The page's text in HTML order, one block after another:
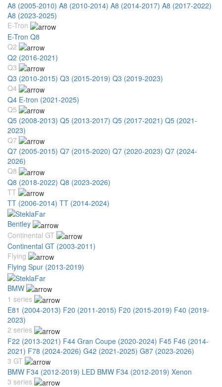
A8 (2005-2010) A8 (2010-2014) A8 (2014-2017) A8 (2017-2022)
A8 (2023-2025)
E-Tron
E-Tron Q8
Q2
Q2 (2016-2021)
Q3
Q3 (2010-2015) Q3 (2015-2019) Q3 (2019-2023)
Q4
Q4 E-tron (2021-2025)
Q5
Q5 (2008-2013) Q5 (2013-2017) Q5 (2017-2021) Q5 (2021-
2023)
Q7
Q7 (2005-2015) Q7 (2015-2020) Q7 (2020-2023) Q7 (2024-
2026)
Q8
Q8 (2018-2022) Q8 (2023-2026)
TT
TT (2006-2014) TT (2014-2024)
Bentley
Continental GT
Continental GT (2003-2011)
Flying
Flying Spur (2013-2019)
BMW
1 series
E81 (2004-2013) F20 (2011-2015) F20 (2015-2019) F40 (2019-
2023)
2 series
F22 (2013-2021) F44 Gran Coupe (2020-2024) F45 F46 (2014-
2021) F78 (2024-2026) G42 (2021-2025) G87 (2023-2026)
3 GT
BMW F34 (2012-2019) LED BMW F34 (2012-2019) Xenon
3 series